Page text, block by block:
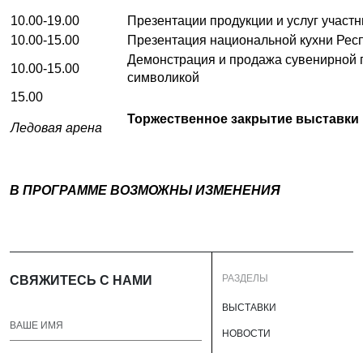
10.00-19.00
Презентации продукции и услуг
10.00-15.00
Презентация национальной кухни
10.00-15.00
Демонстрация и продажа сувенирной
символикой
15.00
Ледовая арена
Торжественное закрытие выставки
В ПРОГРАММЕ ВОЗМОЖНЫ ИЗМЕНЕНИЯ
СВЯЖИТЕСЬ С НАМИ РАЗДЕЛЫ
ВЫСТАВКИ
НОВОСТИ